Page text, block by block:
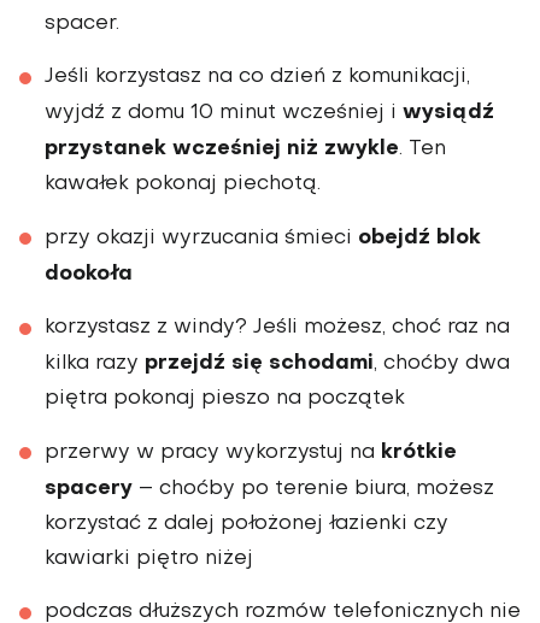
spacer.
Jeśli korzystasz na co dzień z komunikacji,
wyjdź z domu 10 minut wcześniej i wysiądź
przystanek wcześniej niż zwykle. Ten
kawałek pokonaj piechotą.
przy okazji wyrzucania śmieci obejdź blok
dookoła
korzystasz z windy? Jeśli możesz, choć raz na
kilka razy przejdź się schodami, choćby dwa
piętra pokonaj pieszo na początek
przerwy w pracy wykorzystuj na krótkie
spacery – choćby po terenie biura, możesz
korzystać z dalej położonej łazienki czy
kawiarki piętro niżej
podczas dłuższych rozmów telefonicznych nie